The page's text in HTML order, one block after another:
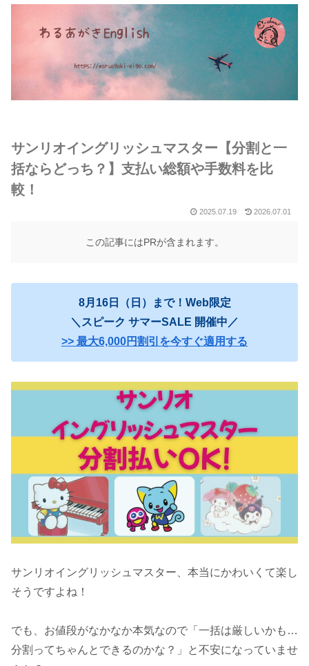
サンリオイングリッシュマスター【分割と一
括ならどっち？】支払い総額や手数料を比
較！
2025.07.19 2026.07.01
この記事にはPRが含まれます。
8月16日（日）まで！Web限定
＼スピーク サマーSALE 開催中／
>> 最大6,000円割引を今すぐ適用する
サンリオイングリッシュマスター、本当にかわいくて楽し
そうですよね！
でも、お値段がなかなか本気なので「一括は厳しいかも…
分割ってちゃんとできるのかな？」と不安になっていませ